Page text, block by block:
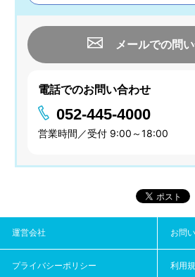
メールでの問
電話でのお問い合わせ
052-445-4000
営業時間／受付 9:00～18:00
運営会社 お問
プライバシーポリシー 利用